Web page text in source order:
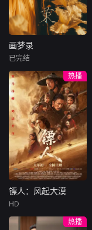
画梦录
林柏叡
民国的上海滩，身
怀绝技的孤女画师
许雁真，意外与身
陷危局的融汇银行
总账姜心羽产生交
集。姜心羽遭人陷
害，只得与许雁真
结盟，彼时银行欲
将国宝名画低价卖
给外国人，许雁真
仿造名画、偷天换
画梦录
已完结
热播
镖人：风起大漠
于适
镖人：风起大漠
HD
热播